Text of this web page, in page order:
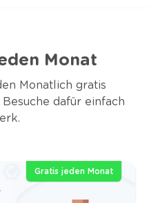
Monat
Monatlich gratis
Besuche dafür einfach
Gratis jeden Monat